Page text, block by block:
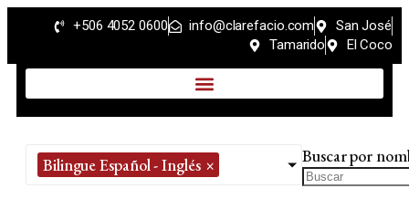
+506 4052 0600 info@clarefacio.com
San José
Tamarido
El Coco
Bilingue Español - Inglés × Buscar por